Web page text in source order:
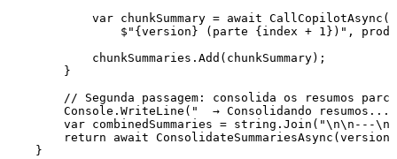
            var
chunkSummary = await CallCopilotAsync (
                $"
{ version } (parte { index + 1 } ) " ,
            chunkSummaries
. Add (chunkSummary);
        }
// Segunda passagem: consolida os resumos
        Console
. WriteLine ( "
  → Consolidando resumos...
        var
combinedSummaries = string . Join ( "\n\n ---
        return
await ConsolidateSummariesAsync (version
    }